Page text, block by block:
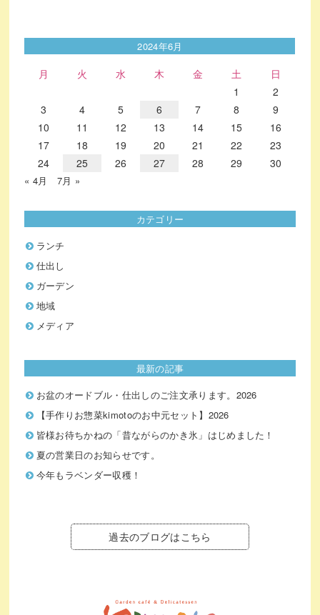
2024年6月
月 火 水 木 金 土
日
1
2
3
4 5 6 7 8
9
10
11 12 13 14 15
16
17
18 19 20 21 22
23
24
25 26 27 28 29 30
« 4月 7月 »
カテゴリー
ランチ
仕出し
ガーデン
地域
メディア
最新の記事
お盆のオードブル・仕出しのご注文承ります。2026
【手作りお惣菜kimotoのお中元セット】2026
皆様お待ちかねの「昔ながらのかき氷」はじめました！
夏の営業日のお知らせです。
今年もラベンダー収穫！
過去のブログはこちら